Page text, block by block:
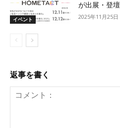
イベント
が出展・登壇
2025年11月25日
返事を書く